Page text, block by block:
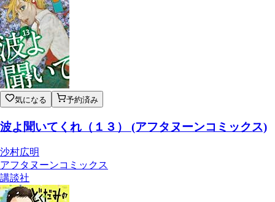
気になる 予約済み
波よ聞いてくれ（１３） (アフタヌーンコミックス)
沙村広明
アフタヌーンコミックス
講談社